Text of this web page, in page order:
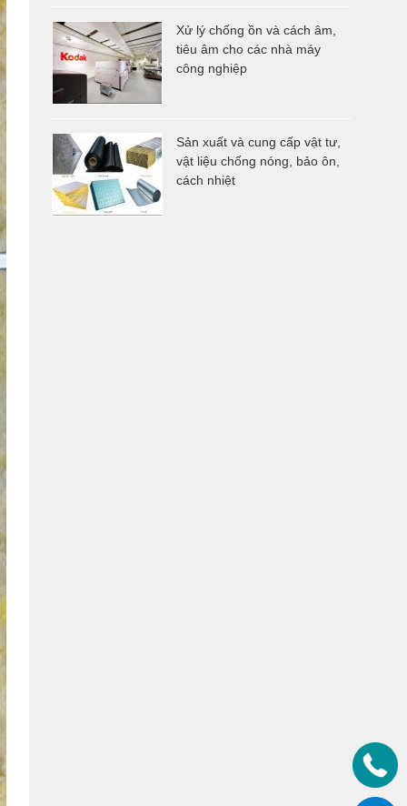
Xử lý chống ồn và cách âm,
tiêu âm cho các nhà máy
công nghiệp
Sản xuất và cung cấp vật tư,
vật liệu chống nóng, bảo ôn,
cách nhiệt